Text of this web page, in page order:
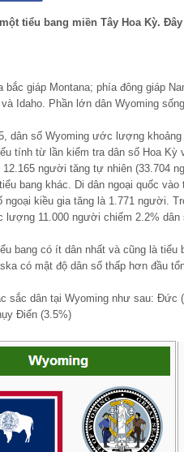
tiểu bang miền Tây Hoa Kỳ.
bắc giáp Montana; phía đông giáp
Idaho. Phần lớn dân Wyoming
dân số Wyoming ước lượng
tính từ lần kiểm tra dân số Hoa Kỳ
12.165 người tăng tự nhiên (33.704
bang khác. Di dân ngoại quốc
ngoại kiều gia tăng là 1.771 người.
lượng 11.000 người chiếm 2.2% dân
bang có ít dân nhất và cũng là tiểu
có mật độ dân số thấp hơn đầu
sắc dân tại Wyoming như sau: Đức
Điển (3.5%)